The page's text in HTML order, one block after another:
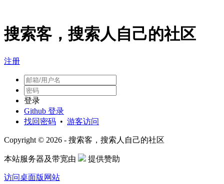
搜索客，搜索人自己的社区
注册
登录
Github 登录
找回密码 • 游客访问
Copyright © 2026 - 搜索客，搜索人自己的社区
本站服务器及带宽由 提供赞助
访问桌面版网站